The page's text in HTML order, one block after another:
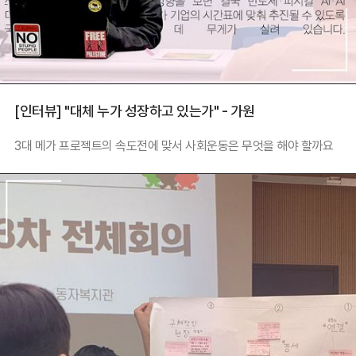
[인터뷰] "대체 누가 성장하고 있는가" - 가원
3대 메가 프로젝트의 속도전에 맞서 사회운동은 무엇을 해야 할까요